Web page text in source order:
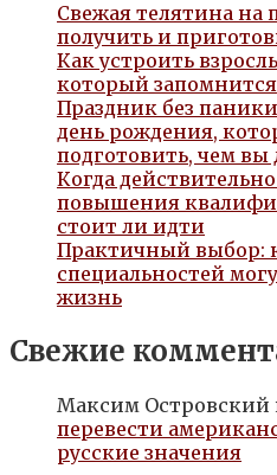
Свежая телятина на
получить и
Как устроить
который запомнится
Праздник без
день рождения,
подготовить, чем вы
Когда
повышения
стоит ли идти
Практичный выбор:
специальностей
жизнь
Свежие
Максим Островский
перевести
русские значения